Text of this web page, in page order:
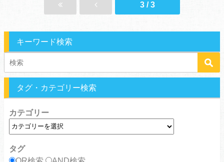
3 / 3
キーワード検索
タグ・カテゴリー検索
カテゴリー
タグ